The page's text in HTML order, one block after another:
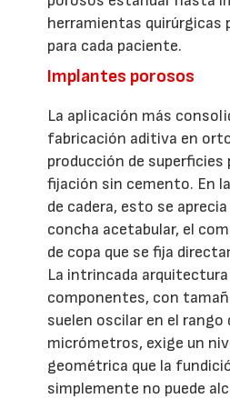
herramientas quirúrgicas
para cada paciente.
Implantes porosos
La aplicación más
fabricación aditiva en
producción de superficies
fijación sin cemento. En
de cadera, esto se
concha acetabular, el
de copa que se fija
La intrincada
componentes, con
suelen oscilar en el rango
micrómetros, exige un
geométrica que la
simplemente no puede